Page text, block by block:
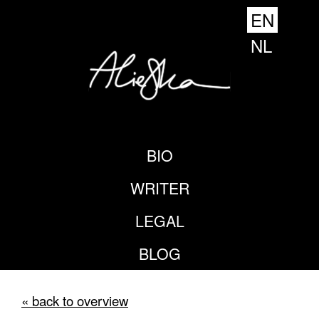
BIO
WRITER
LEGAL
BLOG
EN
NL
« back to overview